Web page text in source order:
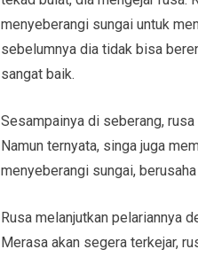
menyeberangi sungai untuk
sebelumnya dia tidak bisa
sangat baik.
Sesampainya di seberang,
Namun ternyata, singa juga
menyeberangi sungai,
Rusa melanjutkan pelariannya
Merasa akan segera terkejar,